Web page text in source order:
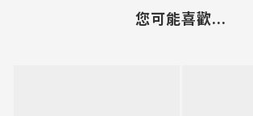
您可能喜歡...